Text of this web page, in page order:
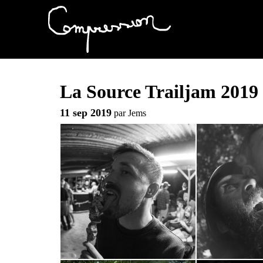
La Source Trailjam
11 sep 2019 parJems